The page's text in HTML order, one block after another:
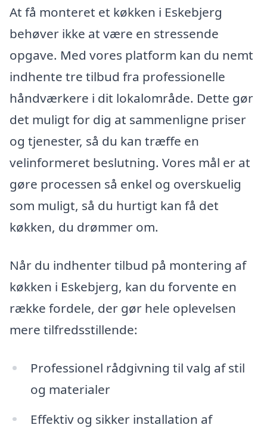
At få monteret et køkken i Eskebjerg
behøver ikke at være en stressende
opgave. Med vores platform kan du nemt
indhente tre tilbud fra professionelle
håndværkere i dit lokalområde. Dette gør
det muligt for dig at sammenligne priser
og tjenester, så du kan træffe en
velinformeret beslutning. Vores mål er at
gøre processen så enkel og overskuelig
som muligt, så du hurtigt kan få det
køkken, du drømmer om.
Når du indhenter tilbud på montering af
køkken i Eskebjerg, kan du forvente en
række fordele, der gør hele oplevelsen
mere tilfredsstillende:
Professionel rådgivning til valg af stil
og materialer
Effektiv og sikker installation af